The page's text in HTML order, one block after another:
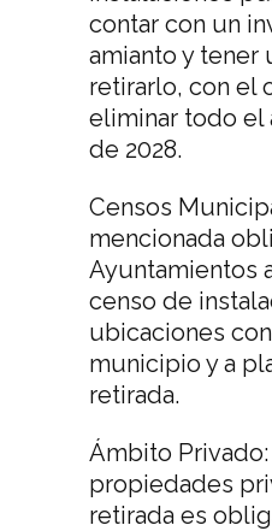
contar con un
amianto y tener
retirarlo, con el
eliminar todo el
de 2028.
Censos
mencionada
Ayuntamientos
censo de
ubicaciones
municipio y a
retirada.
Ámbito
propiedades
retirada es